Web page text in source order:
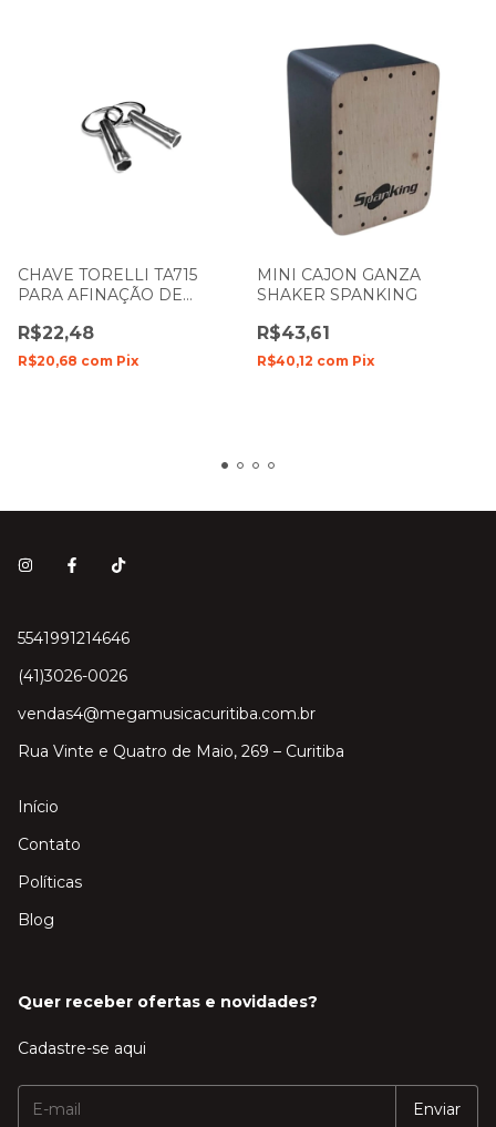
CHAVE TORELLI TA715
PARA AFINAÇÃO DE
R$22,48
R$20,68 com Pix
MINI CAJON GANZA
SHAKER SPANKING
R$43,61
R$40,12 com Pix
5541991214646
(41)3026-0026
vendas4@megamusicacuritiba.com.br
Rua Vinte e Quatro de Maio, 269 – Curitiba
Início
Contato
Políticas
Blog
Quer receber ofertas e novidades?
Cadastre-se aqui